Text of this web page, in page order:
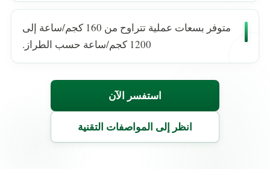
متوفر بسعات عملية تتراوح من 160 كجم/ساعة إلى
1200 كجم/ساعة حسب الطراز.
استفسر الآن
انظر إلى المواصفات التقنية